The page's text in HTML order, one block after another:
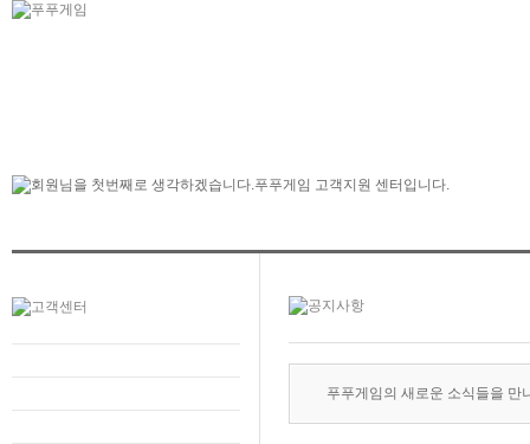
푸푸게임의 새로운 소식들을 만